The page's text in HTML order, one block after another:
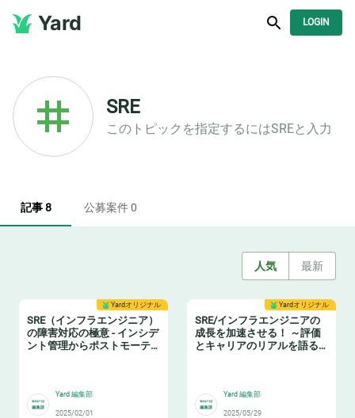
Yard LOGIN
SRE
このトピックを指定するにはSREと入力
記事 8 公募案件 0
人気 最新
Yardオリジナル
SRE（インフラエンジニア）
の障害対応の極意 - インシデ
ント管理からポストモーテ
Yard 編集部
2025/02/01
Yardオリジナル
SRE/インフラエンジニアの
成長を加速させる！ ～評価
とキャリアのリアルを語る
Yard 編集部
2025/05/29